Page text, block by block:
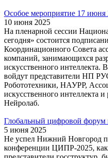
Особое мероприятие 17 июня
10 июня 2025
На пленарной сессии
сегодня» состоится
Координационного Совета
компаний, занимающихся
искусственного
войдут представители НП
Робототехники, НАУРР,
искусственного интеллекта
Нейролаб.
Глобальный цифровой
5 июня 2025
Не успел Нижний Новгород
конференции ЦИПР-2025, как